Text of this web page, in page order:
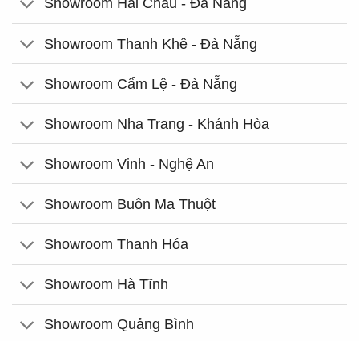
Showroom Hải Châu - Đà Nẵng
Showroom Thanh Khê - Đà Nẵng
Showroom Cẩm Lệ - Đà Nẵng
Showroom Nha Trang - Khánh Hòa
Showroom Vinh - Nghệ An
Showroom Buôn Ma Thuột
Showroom Thanh Hóa
Showroom Hà Tĩnh
Showroom Quảng Bình